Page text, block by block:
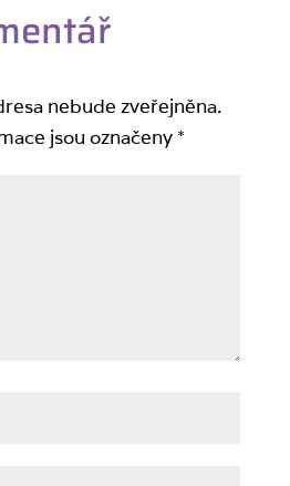
nebude zveřejněna.
jsou označeny *